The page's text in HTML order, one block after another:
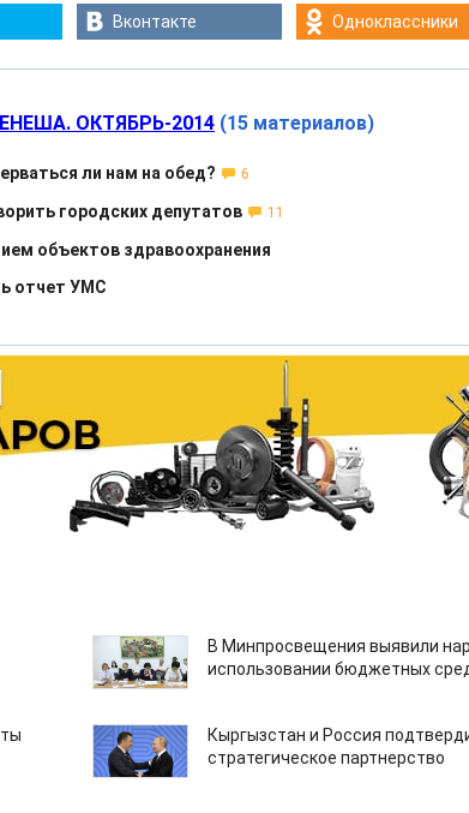
Вконтакте Одноклассники
ОКТЯБРЬ-2014 (15 материалов)
ли нам на обед? 6
городских депутатов 11
объектов здравоохранения
отчет УМС
В Минпросвещения выявили
использовании бюджетных
Кыргызстан и Россия
стратегическое партнерство